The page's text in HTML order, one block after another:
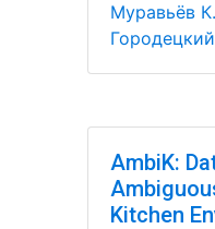
Муравьёв
AmbiK:
Kitchen